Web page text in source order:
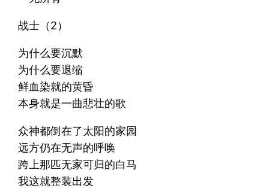
战士（2）
为什么要沉默
为什么要退缩
鲜血染就的黄昏
本身就是一曲悲壮的歌
众神都倒在了太阳的家园
远方仍在无声的呼唤
跨上那匹无家可归的白马
我这就整装出发